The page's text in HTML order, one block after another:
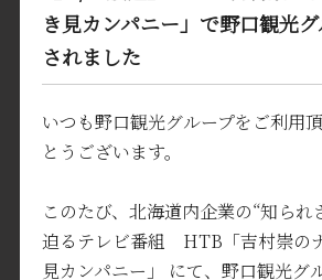
き見カンパニー」で野口観光
されました
いつも野口観光グループをご利用
とうございます。
このたび、北海道内企業の“知られ
迫るテレビ番組 HTB「吉村崇の
見カンパニー」 にて、野口観光グ